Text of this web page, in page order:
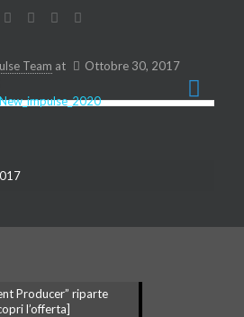
Team at Ottobre 30, 2017
Producer” riparte
l’offerta]